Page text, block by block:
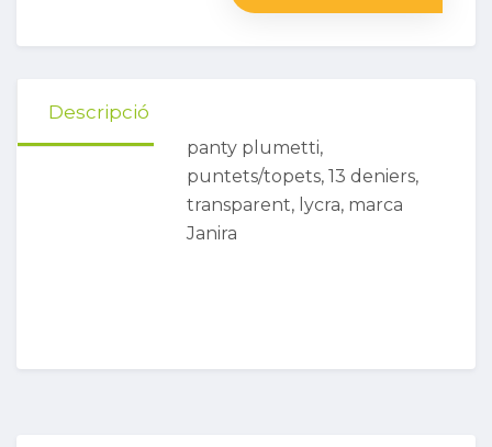
Descripció
panty plumetti,
puntets/topets, 13 deniers,
transparent, lycra, marca
Janira